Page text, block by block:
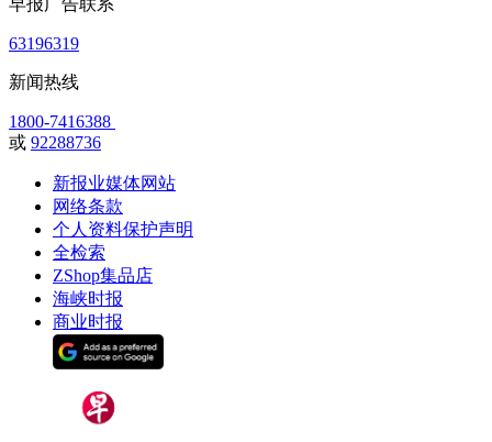
早报广告联系
63196319
新闻热线
1800-7416388
或 92288736
新报业媒体网站
网络条款
个人资料保护声明
全检索
ZShop集品店
海峡时报
商业时报